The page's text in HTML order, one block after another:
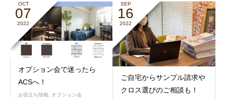
OCT
07
2022
オプション会で迷ったら
ACSへ！
お役立ち情報 オプション会
SEP
16
2022
ご自宅からサンプル請求や
クロス選びのご相談も！